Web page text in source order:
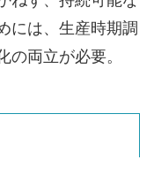
には、生産時期調
の両立が必要。